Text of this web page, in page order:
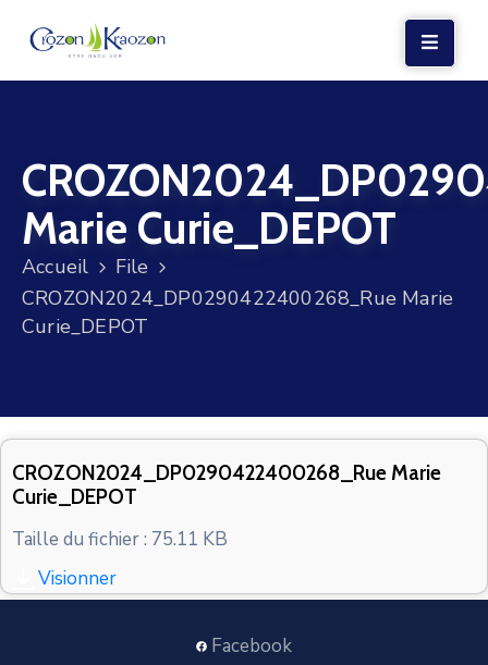
VIE
LOCALE
VIE
SOCIALE
TERRE
VOS
CONTACT
Marie Curie_DEPOT
Accueil
File
CROZON2024_DP0290422400268_Rue Marie
Curie_DEPOT
CROZON2024_DP0290422400268_Rue Marie
Curie_DEPOT
Taille du fichier : 75.11 KB
Visionner
Facebook